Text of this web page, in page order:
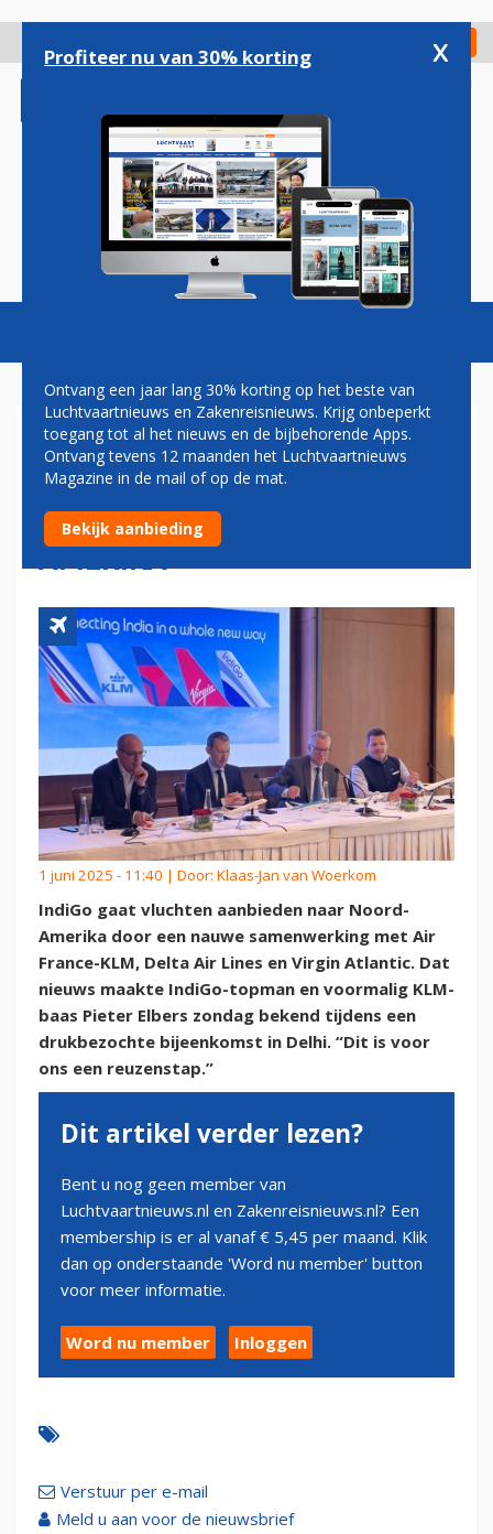
gaan
Check in
Magazine Podcasts Vacatures
KLM GAAT NAUW
SAMENWERKEN MET INDIGO
OP VLUCHTEN NAAR NOORD-
AMERIKA
1 juni 2025 - 11:40 | Door: Klaas-Jan van Woerkom
IndiGo gaat vluchten aanbieden naar Noord-
Amerika door een nauwe samenwerking met Air
France-KLM, Delta Air Lines en Virgin Atlantic. Dat
nieuws maakte IndiGo-topman en voormalig KLM-
baas Pieter Elbers zondag bekend tijdens een
drukbezochte bijeenkomst in Delhi. “Dit is voor
ons een reuzenstap.”
Dit artikel verder lezen?
Bent u nog geen member van
Luchtvaartnieuws.nl en Zakenreisnieuws.nl? Een
membership is er al vanaf € 5,45 per maand. Klik
dan op onderstaande 'Word nu member' button
voor meer informatie.
Word nu member Inloggen
Verstuur per e-mail
Meld u aan voor de nieuwsbrief
Profiteer nu van 30% korting x
Ontvang een jaar lang 30% korting op het beste van
Luchtvaartnieuws en Zakenreisnieuws. Krijg onbeperkt
toegang tot al het nieuws en de bijbehorende Apps.
Ontvang tevens 12 maanden het Luchtvaartnieuws
Magazine in de mail of op de mat.
Bekijk aanbieding